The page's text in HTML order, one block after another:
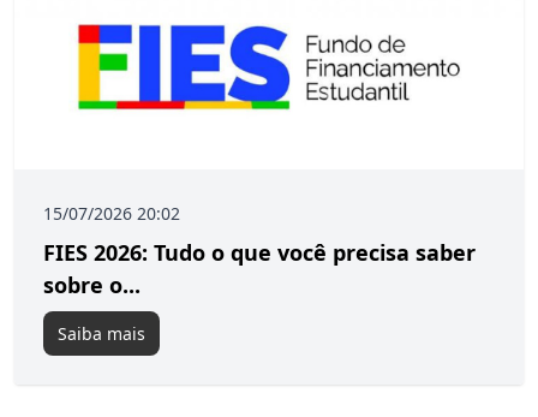
15/07/2026 20:02
FIES 2026: Tudo o que você precisa saber
sobre o...
Saiba mais